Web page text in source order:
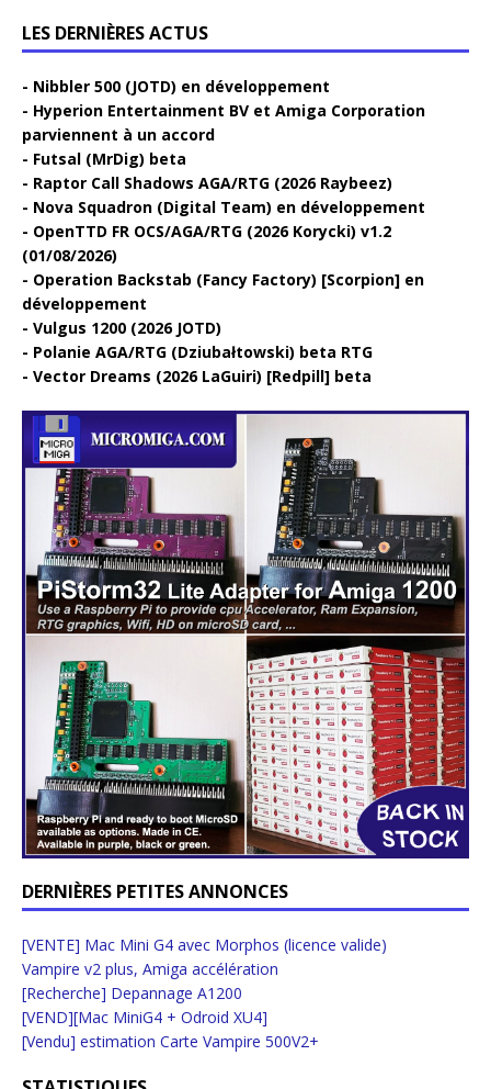
LES DERNIÈRES ACTUS
Nibbler 500 (JOTD) en développement
Hyperion Entertainment BV et Amiga Corporation
parviennent à un accord
Futsal (MrDig) beta
Raptor Call Shadows AGA/RTG (2026 Raybeez)
Nova Squadron (Digital Team) en développement
OpenTTD FR OCS/AGA/RTG (2026 Korycki) v1.2
(01/08/2026)
Operation Backstab (Fancy Factory) [Scorpion] en
développement
Vulgus 1200 (2026 JOTD)
Polanie AGA/RTG (Dziubałtowski) beta RTG
Vector Dreams (2026 LaGuiri) [Redpill] beta
DERNIÈRES PETITES ANNONCES
[VENTE] Mac Mini G4 avec Morphos (licence valide)
Vampire v2 plus, Amiga accélération
[Recherche] Depannage A1200
[VEND][Mac MiniG4 + Odroid XU4]
[Vendu] estimation Carte Vampire 500V2+